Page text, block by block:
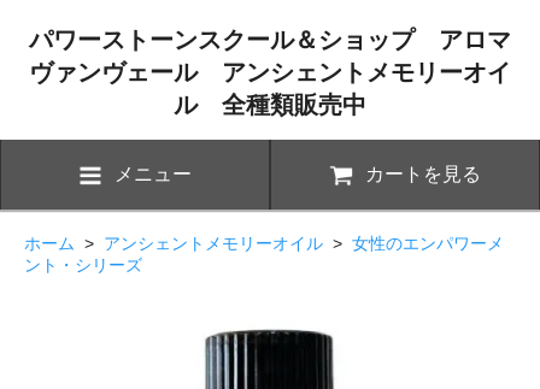
パワーストーンスクール＆ショップ アロマ
ヴァンヴェール アンシェントメモリーオイ
ル 全種類販売中
メニュー カートを見る
ホーム > アンシェントメモリーオイル > 女性のエンパワーメ
ント・シリーズ